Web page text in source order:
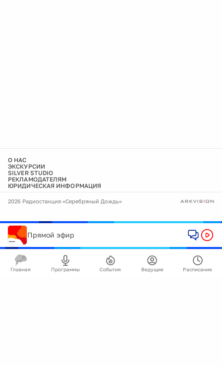
О НАС
ЭКСКУРСИИ
SILVER STUDIO
РЕКЛАМОДАТЕЛЯМ
ЮРИДИЧЕСКАЯ ИНФОРМАЦИЯ
2026 Радиостанция «Серебряный Дождь»
Прямой эфир
Главная Программы События Ведущие Расписание